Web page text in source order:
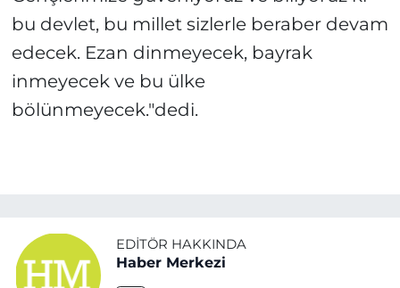
bu devlet, bu millet sizlerle beraber devam
edecek. Ezan dinmeyecek, bayrak
inmeyecek ve bu ülke
bölünmeyecek."dedi.
EDITÖR HAKKINDA
Haber Merkezi